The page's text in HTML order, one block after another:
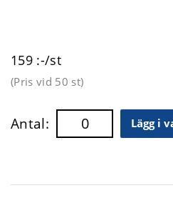
159 :-/st
(Pris vid 50 st)
Antal: Lägg i